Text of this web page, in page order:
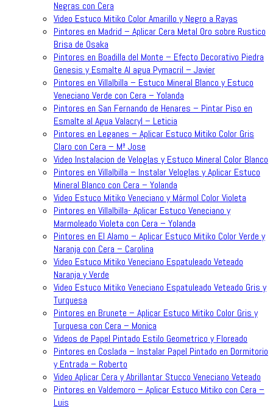
Negras con Cera
Video Estuco Mitiko Color Amarillo y Negro a Rayas
Pintores en Madrid – Aplicar Cera Metal Oro sobre Rustico
Brisa de Osaka
Pintores en Boadilla del Monte – Efecto Decorativo Piedra
Genesis y Esmalte Al agua Pymacril – Javier
Pintores en Villalbilla – Estuco Mineral Blanco y Estuco
Veneciano Verde con Cera – Yolanda
Pintores en San Fernando de Henares – Pintar Piso en
Esmalte al Agua Valacryl – Leticia
Pintores en Leganes – Aplicar Estuco Mitiko Color Gris
Claro con Cera – Mª Jose
Video Instalacion de Veloglas y Estuco Mineral Color Blanco
Pintores en Villalbilla – Instalar Veloglas y Aplicar Estuco
Mineral Blanco con Cera – Yolanda
Video Estuco Mitiko Veneciano y Mármol Color Violeta
Pintores en Villalbilla- Aplicar Estuco Veneciano y
Marmoleado Violeta con Cera – Yolanda
Pintores en El Alamo – Aplicar Estuco Mitiko Color Verde y
Naranja con Cera – Carolina
Video Estuco Mitiko Veneciano Espatuleado Veteado
Naranja y Verde
Video Estuco Mitiko Veneciano Espatuleado Veteado Gris y
Turquesa
Pintores en Brunete – Aplicar Estuco Mitiko Color Gris y
Turquesa con Cera – Monica
Videos de Papel Pintado Estilo Geometrico y Floreado
Pintores en Coslada – Instalar Papel Pintado en Dormitorio
y Entrada – Roberto
Video Aplicar Cera y Abrillantar Stucco Veneciano Veteado
Pintores en Valdemoro – Aplicar Estuco Mitiko con Cera –
Luis